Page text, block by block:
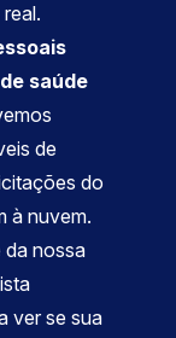
saúde
de
do
à nuvem.
da nossa
ver se sua